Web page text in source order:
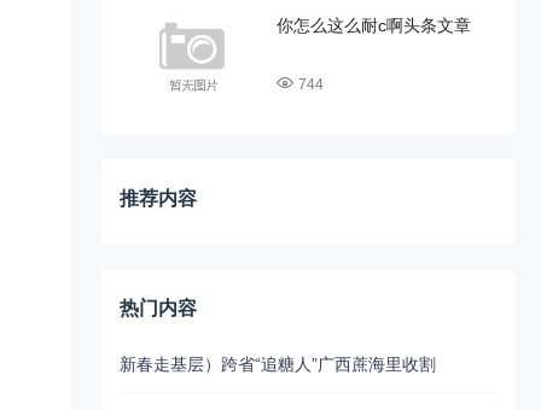
你怎么这么耐c啊头条文章
744
推荐内容
热门内容
新春走基层）跨省“追糖人”广西蔗海里收割